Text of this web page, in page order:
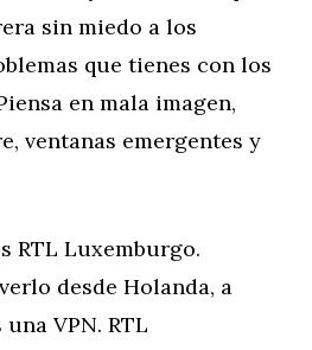
sin miedo a los
que tienes con los
en mala imagen,
ventanas emergentes y
RTL Luxemburgo.
desde Holanda, a
VPN. RTL